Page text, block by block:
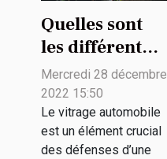
Quelles sont
les différentes
options de
vitres
automobiles ?
Mercredi 28 décembre
2022 15:50
Le vitrage automobile
est un élément crucial
des défenses d’une